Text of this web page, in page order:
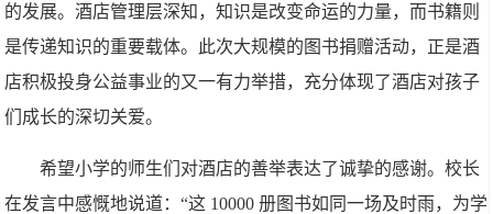
的发展。酒店管理层深知，知识是改变命运的力量，而书籍则
是传递知识的重要载体。此次大规模的图书捐赠活动，正是酒
店积极投身公益事业的又一有力举措，充分体现了酒店对孩子
们成长的深切关爱。
希望小学的师生们对酒店的善举表达了诚挚的感谢。校长
在发言中感慨地说道：“这 10000 册图书如同一场及时雨，为学